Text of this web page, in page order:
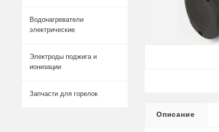
Описание
Водонагреватели
электрические
Электроды поджига и
ионизации
Запчасти для горелок